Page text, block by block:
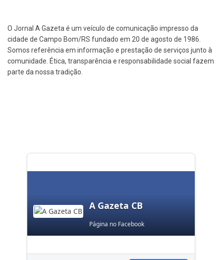
O Jornal A Gazeta é um veículo de comunicação impresso da
cidade de Campo Bom/RS fundado em 20 de agosto de 1986.
Somos referência em informação e prestação de serviços junto à
comunidade. Ética, transparência e responsabilidade social fazem
parte da nossa tradição.
A Gazeta CB
Página no Facebook